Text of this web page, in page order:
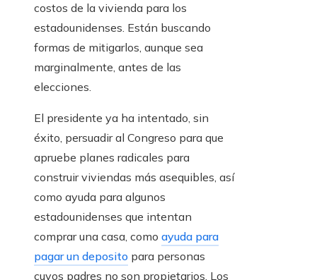
costos de la vivienda para los
estadounidenses. Están buscando
formas de mitigarlos, aunque sea
marginalmente, antes de las
elecciones.
El presidente ya ha intentado, sin
éxito, persuadir al Congreso para que
apruebe planes radicales para
construir viviendas más asequibles, así
como ayuda para algunos
estadounidenses que intentan
comprar una casa, como ayuda para
pagar un deposito para personas
cuyos padres no son propietarios. Los